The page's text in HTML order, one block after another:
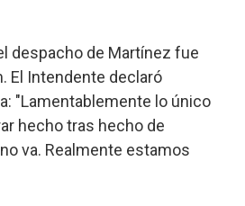
despacho de Martínez fue
El Intendente declaró
"Lamentablemente lo único
hecho tras hecho de
va. Realmente estamos